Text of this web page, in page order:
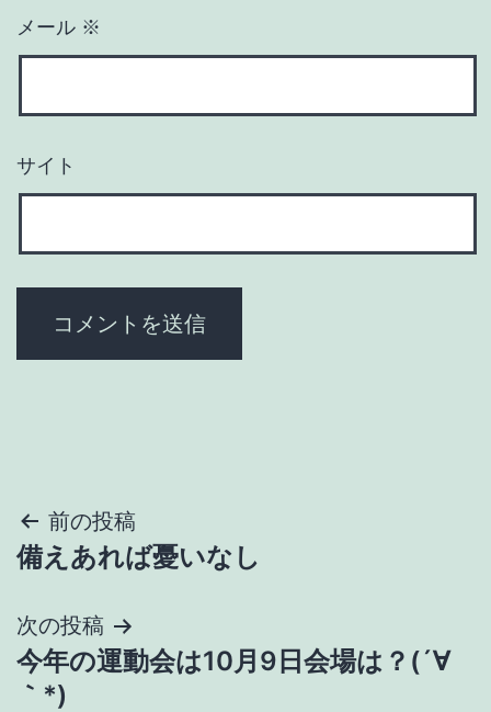
メール ※
サイト
投
稿
ナ
ビ
前の投稿
備えあれば憂いなし
次の投稿
今年の運動会は10月9日会場は？(´∀
｀*)